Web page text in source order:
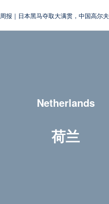
周报｜日本黑马夺取大满贯，中国高尔夫
查莉·赫尔：不断制造“麻烦”的流量明星
Netherlands
荷兰